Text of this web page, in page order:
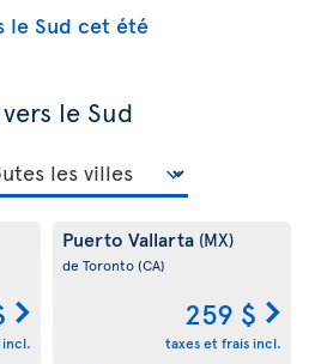
le Sud cet été
le Sud
incl.
Puerto Vallarta (MX)
de Toronto(CA)
259 $
taxes et frais incl.